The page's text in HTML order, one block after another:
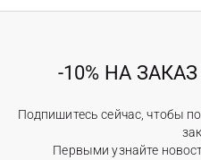
-10% НА
Подпишитесь сейчас, чтобы
Первыми узнайте